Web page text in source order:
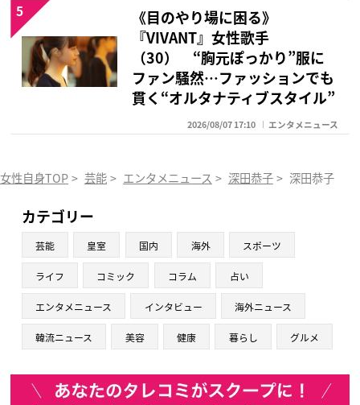
《目のやり場に困る》
『VIVANT』女性歌手
（30） “胸元ぽっかり”服に
ファン騒然…ファッションでも
貫く“オルタナティブスタイル”
2026/08/07 17:10 エンタメニュース
5
女性自身TOP > 芸能 > エンタメニュース > 深田恭子 > 深田恭子 実
カテゴリー
芸能 皇室 国内 海外 スポーツ
ライフ コミック コラム 占い
エンタメニュース インタビュー 海外ニュース
韓流ニュース 美容 健康 暮らし グルメ